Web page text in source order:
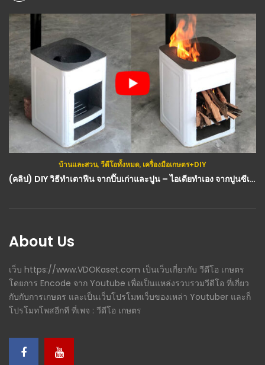
บ้านและสวน,วีดีโอทั้งหมด, เครื่องมือเกษตร+DIY
(คลิป) DIY วิธีทำเตาฟืน จากปี๊บเก่าและปูน – ไอเดียทำเอง จากปูนซีเมนต์ : วีดีโอ เกษตร
กสิกรรม(พืช),บ้านและสวน,อาหาร,เครื่องมือเกษตร+DIY
(คลิป) วิธีทำเครื่องกรองน้ำเอง ไม่ต้องซื้อน้ำดื่ม แบบของ ‘จอร์จ เคิล’ : วีดีโอ เกษตร
About Us
เว็บ https://www.VDOKaset.com เป็นเว็บเกี่ยวกับ วีดีโอ เกษตร
โดยการ Encode จาก Youtube เพื่อเป็นแหล่งรวบรวมวีดีโอ ที่เกี่ยว
กับกับการเกษตร และเป็นเว็บโปรโมทเว็บของเหล่า Youtuber และก็
โปรโมทโพสอีกที ที่เพจ : วีดีโอ เกษตร